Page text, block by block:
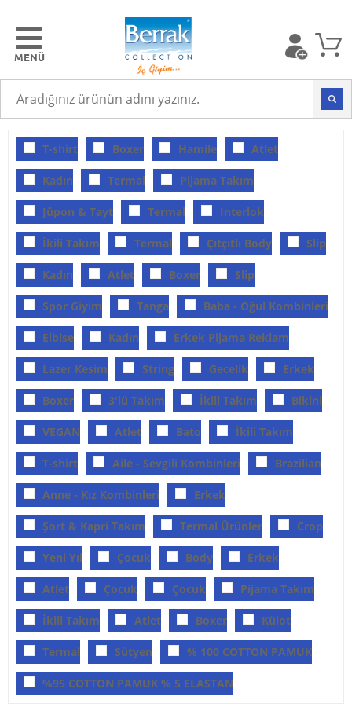
T-shirt Boxer Hamile Atlet
Kadın Termal Pijama Takım
Jüpon & Tayt Termal Interlok
İkili Takım Termal Çıtçıtlı Body Slip
Kadın Atlet Boxer Slip
Spor Giyim Tanga Baba - Oğul Kombinleri
Elbise Kadın Erkek Pijama Reklam
Lazer Kesim String Gecelik Erkek
Boxer 3'lü Takım İkili Takım Bikini
VEGAN Atlet Bato İkili Takım
T-shirt Aile - Sevgili Kombinleri Brazilian
Anne - Kız Kombinleri Erkek
Şort & Kapri Takım Termal Ürünler Crop
Yeni Yıl Çocuk Body Erkek
Atlet Çocuk Çocuk Pijama Takım
İkili Takım Atlet Boxer Külot
Termal Sütyen % 100 COTTON PAMUK
%95 COTTON PAMUK % 5 ELASTAN